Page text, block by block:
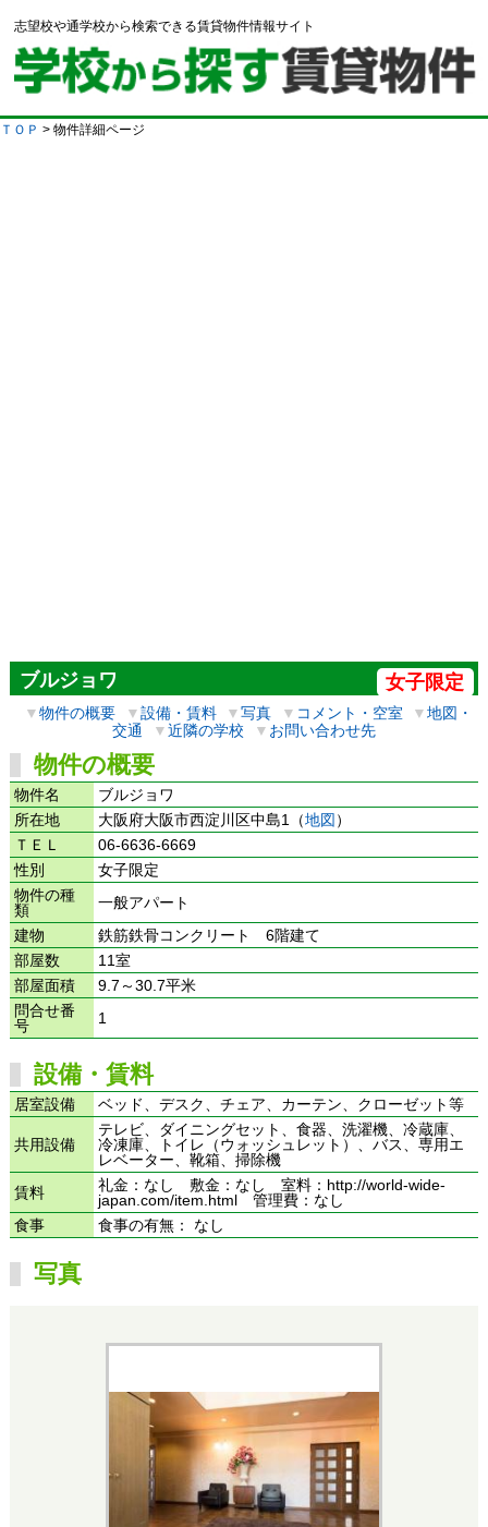
志望校や通学校から検索できる賃貸物件情報サイト
ＴＯＰ > 物件詳細ページ
ブルジョワ 女子限定
▼物件の概要 ▼設備・賃料 ▼写真 ▼ コメント・空室 ▼地図・
交通
▼近隣の学校 ▼ お問い合わせ先
物件の概要
物件名
ブルジョワ
所在地
大阪府大阪市西淀川区中島1（地図 ）
ＴＥＬ
06-6636-6669
性別
女子限定
物件の種
類
一般アパート
建物
鉄筋鉄骨コンクリート 6階建て
部屋数
11室
部屋面積
9.7～30.7平米
問合せ番
号
1
設備・賃料
居室設備 ベッド、デスク、チェア、カーテン、クローゼット等
共用設備
テレビ、ダイニングセット、食器、洗濯機、冷蔵庫、
冷凍庫、トイレ（ウォッシュレット）、バス、専用エ
レベーター、靴箱、掃除機
賃料
礼金：なし 敷金：なし 室料：http://world-wide-
japan.com/item.html 管理費：なし
食事
食事の有無： なし
写真